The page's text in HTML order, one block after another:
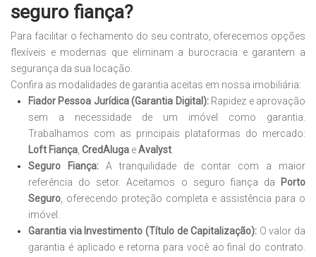
seguro fiança?
Para facilitar o fechamento do seu contrato, oferecemos opções
flexíveis e modernas que eliminam a burocracia e garantem a
segurança da sua locação.
Confira as modalidades de garantia aceitas em nossa imobiliária:
Fiador Pessoa Jurídica (Garantia Digital):Rapidez e aprovação
sem a necessidade de um imóvel como garantia.
Trabalhamos com as principais plataformas do mercado:
Loft Fiança, CredAluga eAvalyst.
Seguro Fiança: A tranquilidade de contar com a maior
referência do setor. Aceitamos o seguro fiança da
Porto
Seguro, oferecendo proteção completa e assistência para o
imóvel.
Garantia via Investimento (Título de Capitalização): O valor da
garantia é aplicado e retorna para você ao final do contrato.